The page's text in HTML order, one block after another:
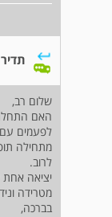
שלום רב,
האם
לפעמים עם
מתחילה
לרוב.
יציאה אחת
מטרידה
בברכה,